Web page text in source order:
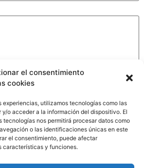
el consentimiento
cookies
experiencias, utilizamos tecnologías como las
o acceder a la información del dispositivo. El
tecnologías nos permitirá procesar datos como
o las identificaciones únicas en este
el consentimiento, puede afectar
características y funciones.